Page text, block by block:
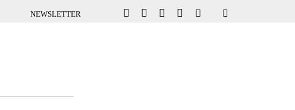
NEWSLETTER